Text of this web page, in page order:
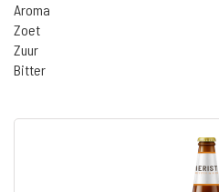
Aroma
Zoet
Zuur
Bitter